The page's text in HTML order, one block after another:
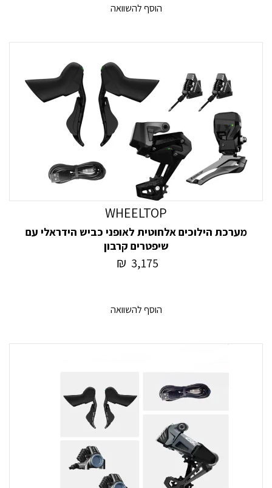
יכולים להגיע עם מגוון רחב של הילוכים, מהילוכים בודדים ועד
לרוכב להחליף הילוך ולשמור על קצב יעיל תוך כדי דיווש. שני
הסוגים העיקריים של מערכות ההילוכים הם מערכת המעבירים
ומערכת הרכזות הפנימית, לכל אחת יתרונות וחסרונות ייחודיים
משלה. בבחירת מערכת הילוכים, על הרוכבים לשקול גם את
מספר ההילוכים הדרושים להם, על סמך סגנון הרכיבה, השטח
וההעדפות האישיות שלהם.
הוסף להשוואה
WHEELTOP
מערכת הילוכים אלחוטית לאופני כביש הידראלי עם
שיפטרים קרבון
3,175
₪
הוסף להשוואה